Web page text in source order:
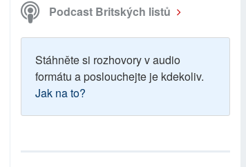
➥ Podcast Britských listů
Stáhněte si rozhovory v audio
formátu a poslouchejte je kdekoliv.
Jak na to?